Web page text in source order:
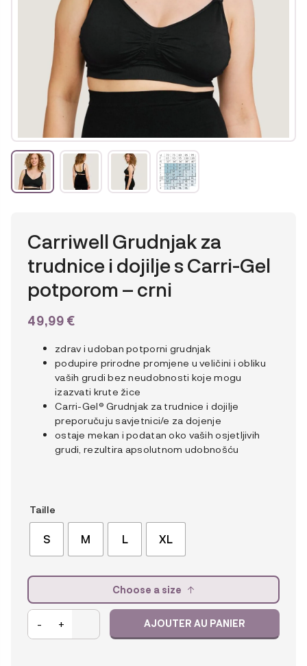
Carriwell Grudnjak za
trudnice i dojilje s Carri-Gel
potporom – crni
49,99 €
zdrav i udoban potporni grudnjak
podupire prirodne promjene u veličini i obliku
vaših grudi bez neudobnosti koje mogu
izazvati krute žice
Carri-Gel® Grudnjak za trudnice i dojilje
preporučuju savjetnici/e za dojenje
ostaje mekan i podatan oko vaših osjetljivih
grudi, rezultira apsolutnom udobnošću
Taille
S M L XL
Choose a size
quantité
de- + AJOUTER AU PANIER